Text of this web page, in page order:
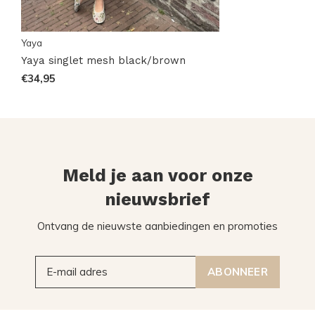
Yaya
Yaya singlet mesh black/brown
€34,95
Meld je aan voor onze
nieuwsbrief
Ontvang de nieuwste aanbiedingen en promoties
ABONNEER